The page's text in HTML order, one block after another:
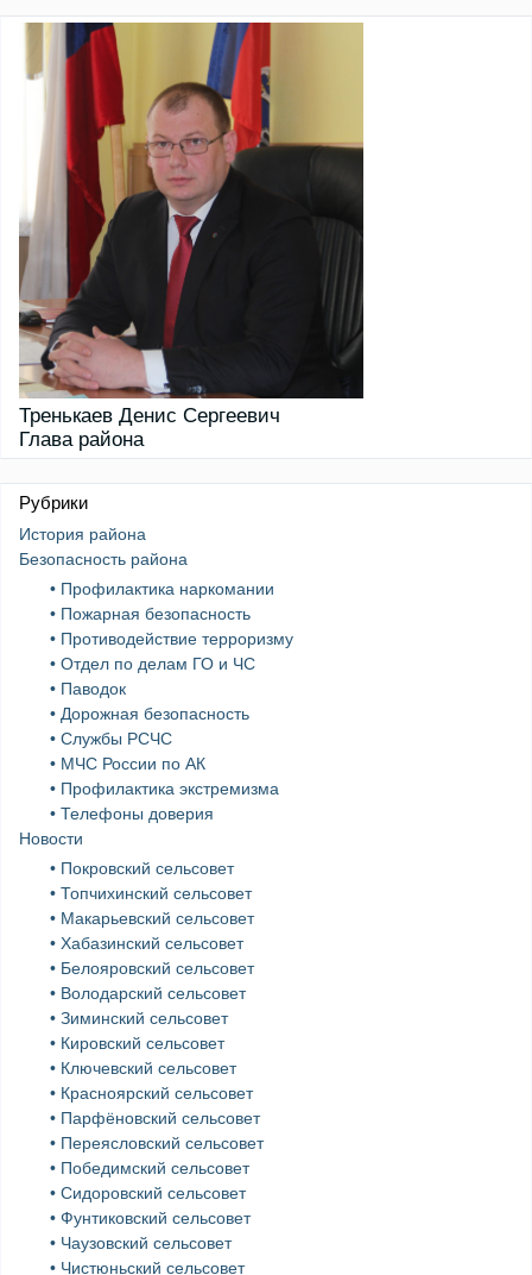
Тренькаев Денис Сергеевич
Глава района
Рубрики
История района
Безопасность района
• Профилактика наркомании
• Пожарная безопасность
• Противодействие терроризму
• Отдел по делам ГО и ЧС
• Паводок
• Дорожная безопасность
• Службы РСЧС
• МЧС России по АК
• Профилактика экстремизма
• Телефоны доверия
Новости
• Покровский сельсовет
• Топчихинский сельсовет
• Макарьевский сельсовет
• Хабазинский сельсовет
• Белояровский сельсовет
• Володарский сельсовет
• Зиминский сельсовет
• Кировский сельсовет
• Ключевский сельсовет
• Красноярский сельсовет
• Парфёновский сельсовет
• Переясловский сельсовет
• Победимский сельсовет
• Сидоровский сельсовет
• Фунтиковский сельсовет
• Чаузовский сельсовет
• Чистюньский сельсовет